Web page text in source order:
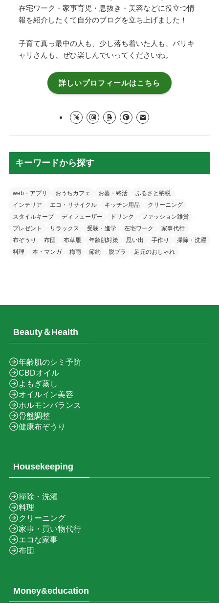
在宅ワーク・家事育児・息抜き・美容などに役立つ情
報を紹介したくて自分のブログを立ち上げました！
子育て真っ最中の人も、少し落ち着いた人も、バリキ
ャリさんも、ぜひ楽しんでいってくださいね。
詳しいプロフィールはこちら
キーワードから探す
web・アプリ おうちカフェ お墓・終活
ふるさと納税
インテリア
エコ・リサイクル キッチン用品
クリーニング
スタイルキープ
ディフューザー ドリンク
ファッション雑貨
プレゼント
リラックス 受験・進学 在宅ワーク
家事代行
布ぞうり
布団 布草履 年齢肌対策 思い出 手作り
掃除・洗濯
料理
本・マンガ 梅雨 節約 脱プラ 足元のおしゃれ
Beauty＆Health
年齢肌のシミ予防
CBDオイル
よもぎ蒸し
オイルイン美容
ホルモンバランス
骨盤調整
健康布ぞうり
Housekeeping
掃除・洗濯
料理
クリーニング
家事・買い物代行
エコな家事
布団
Money&education